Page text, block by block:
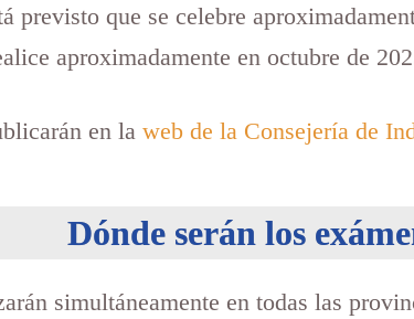
previsto que se celebre
aproximadamente en octubre de
en la web de la Consejería de
Dónde serán los
simultáneamente en todas las